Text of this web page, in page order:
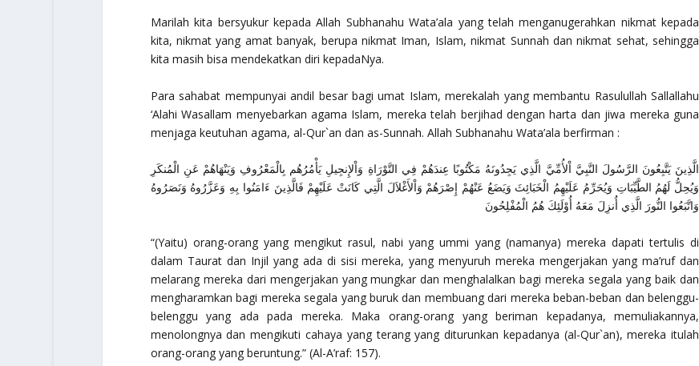
Marilah kita bersyukur kepada Allah Subhanahu Wata’ala yang telah menganugerahkan nikmat kepada
kita, nikmat yang amat banyak, berupa nikmat Iman, Islam, nikmat Sunnah dan nikmat sehat, sehingga
kita masih bisa mendekatkan diri kepadaNya.
Para sahabat mempunyai andil besar bagi umat Islam, merekalah yang membantu Rasulullah Sallallahu
‘Alahi Wasallam menyebarkan agama Islam, mereka telah berjihad dengan harta dan jiwa mereka guna
menjaga keutuhan agama, al-Qur`an dan as-Sunnah. Allah Subhanahu Wata’ala berfirman :
الَّذِينَ يَتَّبِعُونَ الرَّسُولَ النَّبِيَّ اْلأُمِّيَّ الَّذِي يَجِدُونَهُ مَكْتُوبًا عِندَهُمْ فِي التَّوْرَاةِ وَاْلإِنجِيلِ يَأْمُرُهُم بِالْمَعْرُوفِ وَيَنْهَاهُمْ عَنِ الْمُنكَرِ
وَيُحِلُّ لَهُمُ الطَّيِّبَاتِ وَيُحَرِّمُ عَلَيْهِمُ الْخَبَائِثَ وَيَضَعُ عَنْهُمْ إِصْرَهُمْ وَاْلأَغْلاَلَ الَّتِي كَانَتْ عَلَيْهِمْ فَالَّذِينَ ءَامَنُوا بِهِ وَعَزَّرُوهُ وَنَصَرُوهُ
وَاتَّبَعُوا النُّورَ الَّذِي أُنزِلَ مَعَهُ أُوْلَئِكَ هُمُ الْمُفْلِحُونَ
“(Yaitu) orang-orang yang mengikut rasul, nabi yang ummi yang (namanya) mereka dapati tertulis di
dalam Taurat dan Injil yang ada di sisi mereka, yang menyuruh mereka mengerjakan yang ma’ruf dan
melarang mereka dari mengerjakan yang mungkar dan menghalalkan bagi mereka segala yang baik dan
mengharamkan bagi mereka segala yang buruk dan membuang dari mereka beban-beban dan belenggu-
belenggu yang ada pada mereka. Maka orang-orang yang beriman kepadanya, memuliakannya,
menolongnya dan mengikuti cahaya yang terang yang diturunkan kepadanya (al-Qur`an), mereka itulah
orang-orang yang beruntung.”(Al-A’raf: 157).